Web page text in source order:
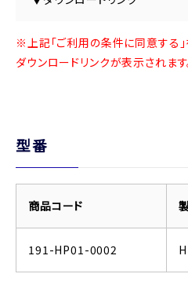
※上記「ご利用の条件に同意する
ダウンロードリンクが表示されます
型番
商品コード
191-HP01-0002